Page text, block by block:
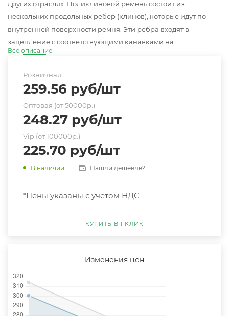
других отраслях. Поликлиновой ремень состоит из
нескольких продольных ребер (клинов), которые идут по
внутренней поверхности ремня. Эти ребра входят в
зацепление с соответствующими канавками на...
Всё описание
Розничная
259.56 руб/шт
Оптовая (от 50000р.)
248.27 руб/шт
Vip (от 100000р.)
225.70 руб/шт
В наличии Нашли дешевле?
*Цены указаны с учётом НДС
КУПИТЬ В 1 КЛИК
Изменения цен